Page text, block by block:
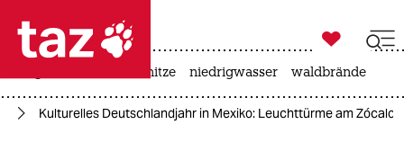
 taz zahl ich
taz zahl ich

taz zahl ich
hitze niedrigwasser waldbrände
Kulturelles Deutschlandjahr in Mexiko: Leuchttürme am Zócalo